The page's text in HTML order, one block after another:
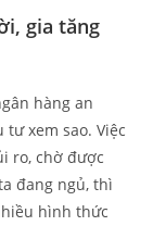
gia tăng
hàng an
xem sao. Việc
ro, chờ được
đang ngủ, thì
hình thức